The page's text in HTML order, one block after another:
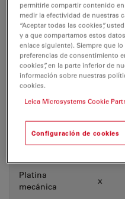
Pantalla Los
Enfoque
Control del
software LAS X
Platina
mecánica
x
permitirle compartir contenido
medir la efectividad de nuestras
“Aceptar todas las cookies”,
y a que compartamos estos
enlace siguiente). Siempre que
preferencias de consentimiento
cookies”, en la parte inferior de
información sobre nuestras
cookies.
Leica Microsystems Cookie
Configuración de cookies